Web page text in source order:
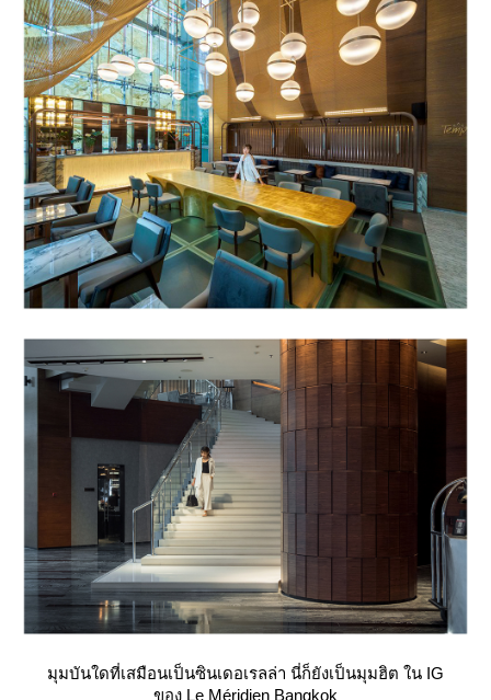
มุมบันใดที่เสมือนเป็นซินเดอเรลล่า นี่ก็ยังเป็นมุมฮิต ใน IG
ของ Le Méridien Bangkok